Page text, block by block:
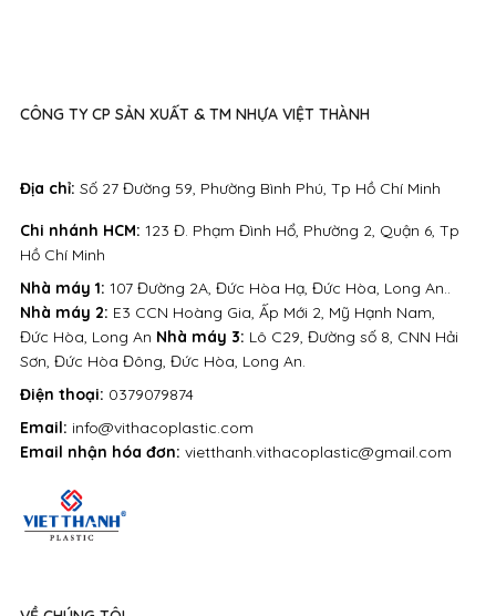
Địa chỉ: Số 27 Đường 59, Phường Bình Phú, Tp Hồ Chí Minh
Điện thoại: 0379079874
Email: info@vithacoplastic.com
Email nhận hóa đơn: vietthanh.vithacoplastic@gmail.com
CÔNG TY CP SẢN XUẤT & TM NHỰA VIỆT THÀNH
Nhà máy 1: 107 Đường 2A, Đức Hòa Hạ, Đức Hòa, Long An..
Nhà máy 2: E3 CCN Hoàng Gia, Ấp Mới 2, Mỹ Hạnh Nam,
Đức Hòa, Long An Nhà máy 3: Lô C29, Đường số 8, CNN Hải
Sơn, Đức Hòa Đông, Đức Hòa, Long An.
Chi nhánh HCM: 123 Đ. Phạm Đình Hổ, Phường 2, Quận 6, Tp
Hồ Chí Minh